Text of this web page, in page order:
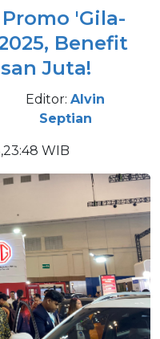
'Gila-
Benefit
Juta!
Editor:Alvin
Septian
WIB